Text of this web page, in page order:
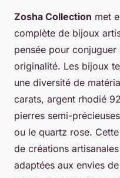
Zosha Collection met
complète de bijoux
pensée pour
originalité. Les bijoux
une diversité de
carats, argent rhodié
pierres semi-
ou le quartz rose.
de créations
adaptées aux envies